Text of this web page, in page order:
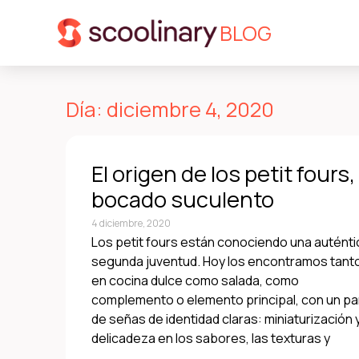
BLOG
Día: diciembre 4, 2020
El origen de los petit
bocado suculento
4 diciembre, 2020
Los petit fours están conociendo una
segunda juventud. Hoy los encontramos
en cocina dulce como salada, como
complemento o elemento principal, con un
de señas de identidad claras: miniaturización
delicadeza en los sabores, las texturas y